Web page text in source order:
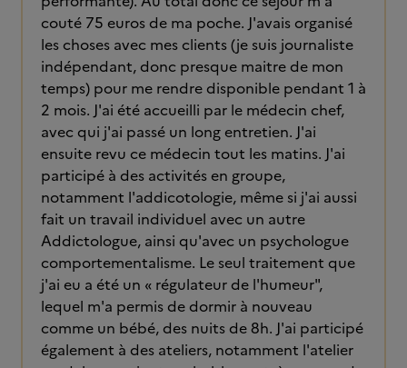
couté 75 euros de ma poche. J'avais organisé
les choses avec mes clients (je suis journaliste
indépendant, donc presque maitre de mon
temps) pour me rendre disponible pendant 1 à
2 mois. J'ai été accueilli par le médecin chef,
avec qui j'ai passé un long entretien. J'ai
ensuite revu ce médecin tout les matins. J'ai
participé à des activités en groupe,
notamment l'addicotologie, même si j'ai aussi
fait un travail individuel avec un autre
Addictologue, ainsi qu'avec un psychologue
comportementalisme. Le seul traitement que
j'ai eu a été un « régulateur de l'humeur",
lequel m'a permis de dormir à nouveau
comme un bébé, des nuits de 8h. J'ai participé
également à des ateliers, notamment l'atelier